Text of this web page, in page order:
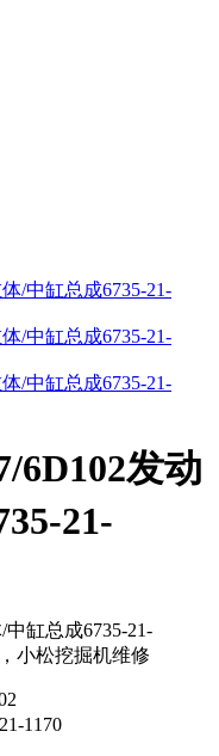
6D102发动
21-
中缸总成6735-21-
小松挖掘机维修
1170